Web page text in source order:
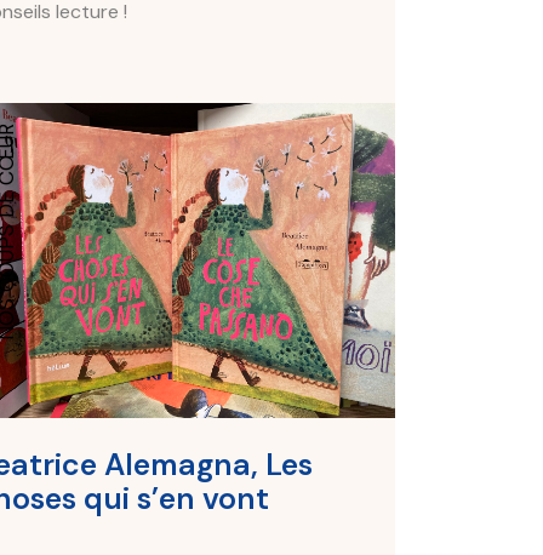
lecture !
CŒUR
Alemagna, Les
qui s’en vont